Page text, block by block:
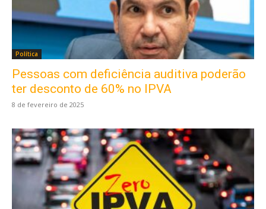
Política
Pessoas com deficiência auditiva poderão
ter desconto de 60% no IPVA
8 de fevereiro de 2025